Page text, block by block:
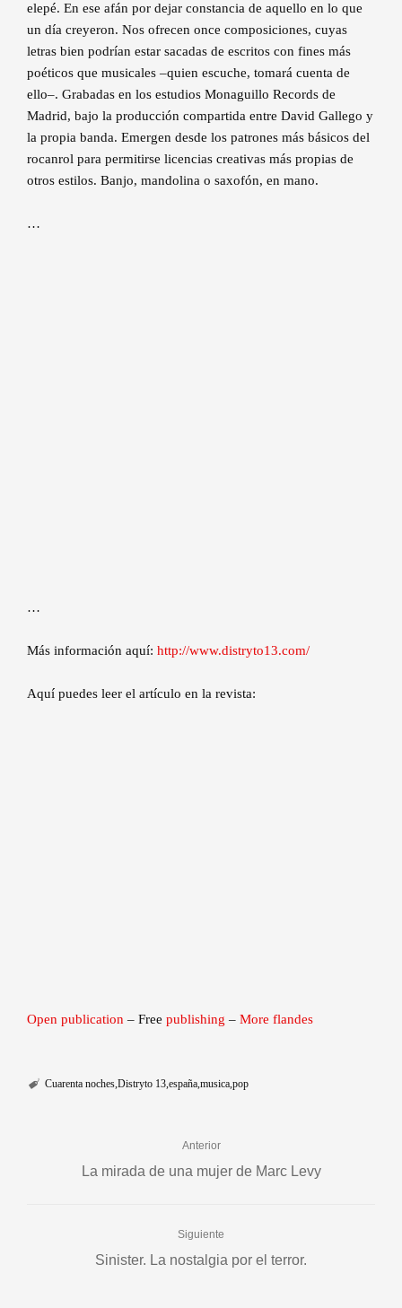
elepé. En ese afán por dejar constancia de aquello en lo que
un día creyeron. Nos ofrecen once composiciones, cuyas
letras bien podrían estar sacadas de escritos con fines más
poéticos que musicales –quien escuche, tomará cuenta de
ello–. Grabadas en los estudios Monaguillo Records de
Madrid, bajo la producción compartida entre David Gallego y
la propia banda. Emergen desde los patrones más básicos del
rocanrol para permitirse licencias creativas más propias de
otros estilos. Banjo, mandolina o saxofón, en mano.
…
…
Más información aquí: http://www.distryto13.com/
Aquí puedes leer el artículo en la revista:
Open publication – Free publishing – More flandes
Cuarenta noches Distryto 13 españa musica pop
Anterior
La mirada de una mujer de Marc Levy
Siguiente
Sinister. La nostalgia por el terror.